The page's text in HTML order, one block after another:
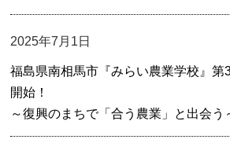
2025年7月1日
福島県南相馬市『みらい農業学校』第
開始！
～復興のまちで「合う農業」と出会う